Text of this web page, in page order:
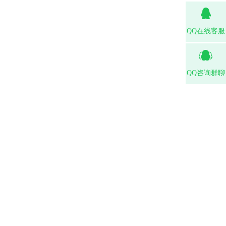
QQ在线客服
QQ咨询群聊